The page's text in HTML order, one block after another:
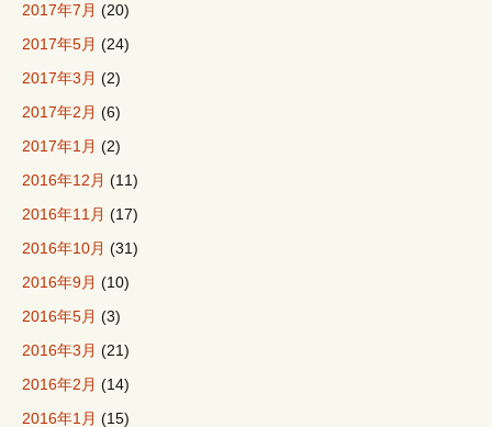
2017年7月 (20)
2017年5月 (24)
2017年3月 (2)
2017年2月 (6)
2017年1月 (2)
2016年12月 (11)
2016年11月 (17)
2016年10月 (31)
2016年9月 (10)
2016年5月 (3)
2016年3月 (21)
2016年2月 (14)
2016年1月 (15)